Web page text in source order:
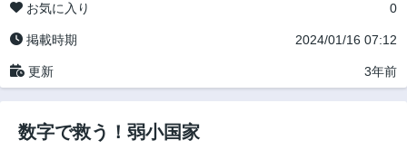
お気に入り 0
掲載時期 2024/01/16 07:12
更新 3年前
数字で救う！弱小国家